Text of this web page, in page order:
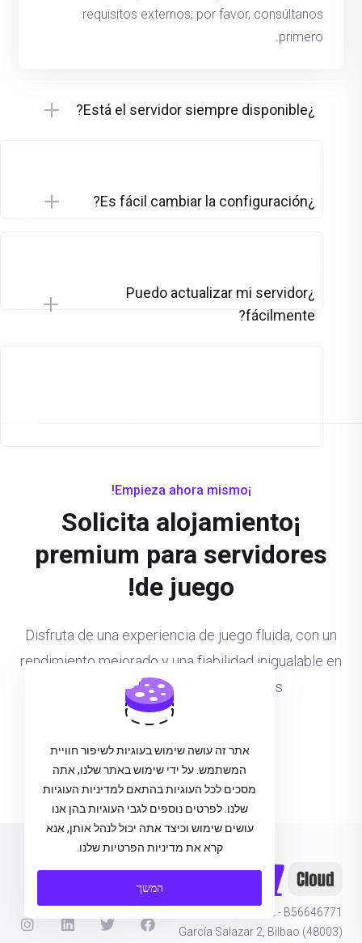
requisitos externos; por favor, consúltanos
primero.
¿Está el servidor siempre disponible?
¿Es fácil cambiar la configuración?
¿Puedo actualizar mi servidor
fácilmente?
¡Empieza ahora mismo!
¡Solicita alojamiento
premium para servidores
de juego!
Disfruta de una experiencia de juego fluida, con un
rendimiento mejorado y una fiabilidad inigualable en
tus títulos multijugador favoritos.
Ohz Digital SL - B56646771
García Salazar 2, Bilbao (48003)
אתר זה עושה שימוש בעוגיות לשיפור חוויית
המשתמש. על ידי שימוש באתר שלנו, אתה
מסכים לכל העוגיות בהתאם למדיניות העוגיות
שלנו. לפרטים נוספים לגבי העוגיות בהן אנו
עושים שימוש וכיצד אתה יכול לנהל אותן, אנא
קרא את מדיניות הפרטיות שלנו.
המשך